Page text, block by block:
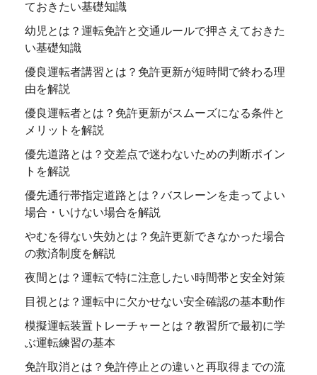
ておきたい基礎知識
幼児とは？運転免許と交通ルールで押さえておきた
い基礎知識
優良運転者講習とは？免許更新が短時間で終わる理
由を解説
優良運転者とは？免許更新がスムーズになる条件と
メリットを解説
優先道路とは？交差点で迷わないための判断ポイン
トを解説
優先通行帯指定道路とは？バスレーンを走ってよい
場合・いけない場合を解説
やむを得ない失効とは？免許更新できなかった場合
の救済制度を解説
夜間とは？運転で特に注意したい時間帯と安全対策
目視とは？運転中に欠かせない安全確認の基本動作
模擬運転装置トレーチャーとは？教習所で最初に学
ぶ運転練習の基本
免許取消とは？免許停止との違いと再取得までの流